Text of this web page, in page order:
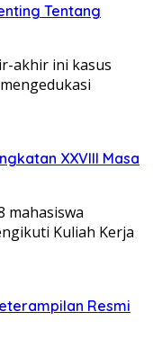
Tentang
akhir ini kasus
XXVIII Masa
mahasiswa
Kuliah Kerja
Resmi